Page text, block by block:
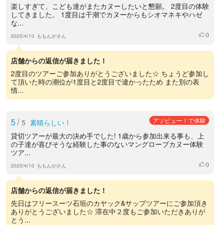
楽しすぎて、こども達がまたカヌーしたいと懇願。 2度目の体験
してきました。 1度目は干潮でカヌーからもシオマネキやハゼ
な...
2025/4/10 ももんがさん いいね
0
店舗からの返信が届きました！
2度目のツアーご参加ありがとうございました☆ ちょうど参加し
て頂いた時の潮位が1度目と2度目で違かったため また別の表
情...
5/ 5 素晴らしい！ アソビュー！で体験
貸切ツアーが最大の決め手でした! 1歳から参加出来る事も、上
の子達が喜びそうな経験した事のないマングローブカヌー体験
ツア...
2025/4/10 ももんがさん いいね
0
店舗からの返信が届きました！
先日はフリースーツ石垣のカヤック&サップツアーにご参加頂き
ありがとうございました☆ 滞在中２度もご参加いただきありが
とう...